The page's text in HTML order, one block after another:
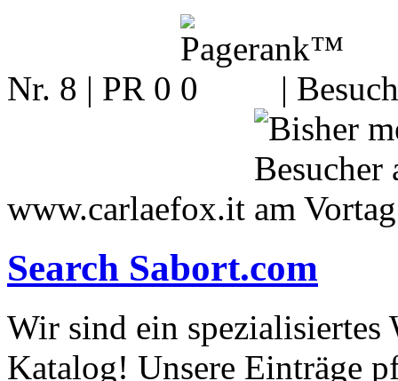
Nr. 8 | PR 0 |
www.carlaefox.it
Search Sabort.com
Wir sind ein
Katalog! Unsere Einträge